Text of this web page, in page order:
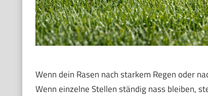
Wenn dein Rasen nach starkem Regen oder
Wenn einzelne Stellen ständig nass bleiben,